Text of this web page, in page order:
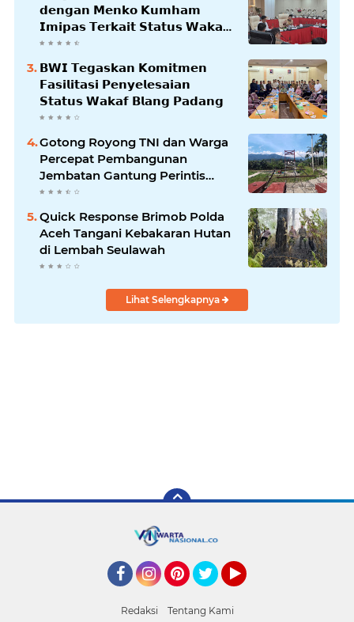
𝗱𝗲𝗻𝗴𝗮𝗻 𝗠𝗲𝗻𝗸𝗼 𝗞𝘂𝗺𝗵𝗮𝗺
𝗜𝗺𝗶𝗽𝗮𝘀 𝗧𝗲𝗿𝗸𝗮𝗶𝘁 𝗦𝘁𝗮𝘁𝘂𝘀 𝗪𝗮𝗸𝗮𝗳
𝗕𝗹𝗮𝗻𝗴𝗽𝗮𝗱𝗮𝗻𝗴
𝗕𝗪𝗜 𝗧𝗲𝗴𝗮𝘀𝗸𝗮𝗻 𝗞𝗼𝗺𝗶𝘁𝗺𝗲𝗻
𝗙𝗮𝘀𝗶𝗹𝗶𝘁𝗮𝘀𝗶 𝗣𝗲𝗻𝘆𝗲𝗹𝗲𝘀𝗮𝗶𝗮𝗻
𝗦𝘁𝗮𝘁𝘂𝘀 𝗪𝗮𝗸𝗮𝗳 𝗕𝗹𝗮𝗻𝗴 𝗣𝗮𝗱𝗮𝗻𝗴
Gotong Royong TNI dan Warga
Percepat Pembangunan
Jembatan Gantung Perintis
Kuta Ujung Aceh Tenggara
Quick Response Brimob Polda
Aceh Tangani Kebakaran Hutan
di Lembah Seulawah
Lihat Selengkapnya
Redaksi Tentang Kami